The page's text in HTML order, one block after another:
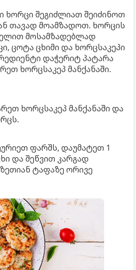
ხორცი შეგიძლიათ შეიძინოთ
თავად მოამზადოთ. ხორცის
მოსამზადებლად
ცოტა ცხიმი და ხორცსაკეპი
დაჭერიტ პატარა
ხორცსაკეპ მანქანაში.
ხორცსაკეპ მანქანაში და
ფარშს, დაუმატეთ 1
და შეწვით კარგად
ტაფაზე ორივე